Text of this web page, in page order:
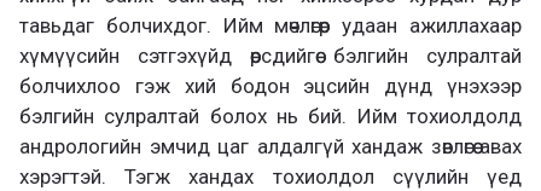
тавьдаг болчихдог. Ийм мөчлөгөөр удаан ажиллахаар
хүмүүсийн сэтгэхүйд өөрсдийгөө бэлгийн сулралтай
болчихлоо гэж хий бодон эцсийн дүнд үнэхээр
бэлгийн сулралтай болох нь бий. Ийм тохиолдолд
андрологийн эмчид цаг алдалгүй хандаж зөвлөгөө авах
хэрэгтэй. Тэгж хандах тохиолдол сүүлийн үед